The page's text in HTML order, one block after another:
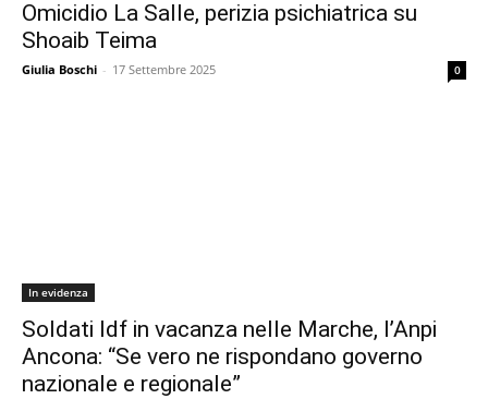
Omicidio La Salle, perizia psichiatrica su
Shoaib Teima
Giulia Boschi - 17 Settembre 2025 0
In evidenza
Soldati Idf in vacanza nelle Marche, l’Anpi
Ancona: “Se vero ne rispondano governo
nazionale e regionale”